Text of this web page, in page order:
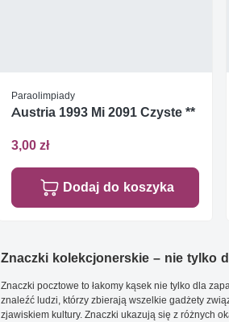
Paraolimpiady
Austria 1993 Mi 2091 Czyste **
3,00 zł
Dodaj do koszyka
Znaczki kolekcjonerskie – nie tylko
Znaczki pocztowe to łakomy kąsek nie tylko dla
znaleźć ludzi, którzy zbierają wszelkie gadżety
zjawiskiem kultury. Znaczki ukazują się z różnych